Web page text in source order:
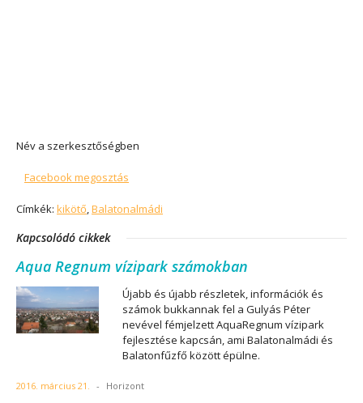
Név a szerkesztőségben
Facebook megosztás
Címkék: kikötő,Balatonalmádi
Kapcsolódó cikkek
Aqua Regnum vízipark számokban
Újabb és újabb részletek, információk és
számok bukkannak fel a Gulyás Péter
nevével fémjelzett AquaRegnum vízipark
fejlesztése kapcsán, ami Balatonalmádi és
Balatonfűzfő között épülne.
2016. március 21. - Horizont